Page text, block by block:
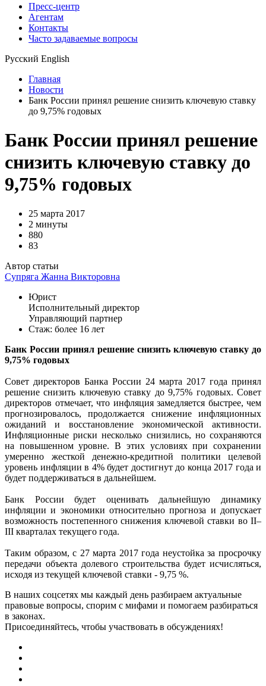
Пресс-центр
Агентам
Контакты
Часто задаваемые вопросы
Русский English
Главная
Новости
Банк России принял решение снизить ключевую ставку
до 9,75% годовых
Банк России принял решение
снизить ключевую ставку до
9,75% годовых
25 марта 2017
2 минуты
880
83
Автор статьи
Супряга Жанна Викторовна
Юрист
Исполнительный директор
Управляющий партнер
Стаж: более 16 лет
Банк России принял решение снизить ключевую ставку до
9,75% годовых
Совет директоров Банка России 24 марта 2017 года принял
решение снизить ключевую ставку до 9,75% годовых. Совет
директоров отмечает, что инфляция замедляется быстрее, чем
прогнозировалось, продолжается снижение инфляционных
ожиданий и восстановление экономической активности.
Инфляционные риски несколько снизились, но сохраняются
на повышенном уровне. В этих условиях при сохранении
умеренно жесткой денежно-кредитной политики целевой
уровень инфляции в 4% будет достигнут до конца 2017 года и
будет поддерживаться в дальнейшем.
Банк России будет оценивать дальнейшую динамику
инфляции и экономики относительно прогноза и допускает
возможность постепенного снижения ключевой ставки во II–
III кварталах текущего года.
Таким образом, с 27 марта 2017 года неустойка за просрочку
передачи объекта долевого строительства будет исчисляться,
исходя из текущей ключевой ставки - 9,75 %.
В наших соцсетях мы каждый день разбираем актуальные
правовые вопросы, спорим с мифами и помогаем разбираться
в законах.
Присоединяйтесь, чтобы участвовать в обсуждениях!